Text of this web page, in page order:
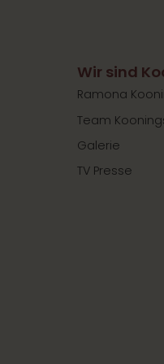
Wir sind
Ramona
Team
Galerie
TV Presse